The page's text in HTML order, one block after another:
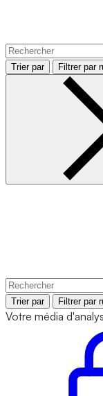
Trier par Filtrer par
Trier par Filtrer par
Votre média